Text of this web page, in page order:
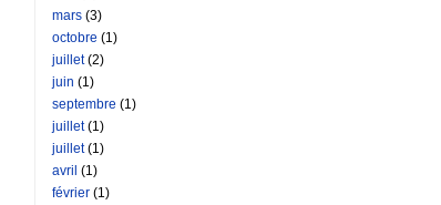
mars (3)
octobre (1)
juillet(2)
juin (1)
septembre (1)
juillet(1)
juillet(1)
avril (1)
février (1)